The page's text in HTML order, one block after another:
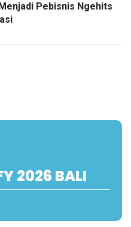
Pebisnis Ngehits
2026 BALI